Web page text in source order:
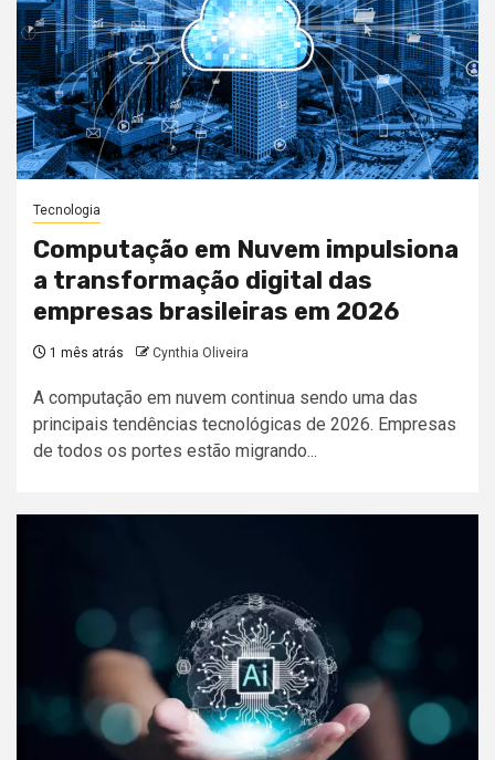
Tecnologia
Computação em Nuvem impulsiona
a transformação digital das
empresas brasileiras em 2026
1 mês atrás Cynthia Oliveira
A computação em nuvem continua sendo uma das
principais tendências tecnológicas de 2026. Empresas
de todos os portes estão migrando...